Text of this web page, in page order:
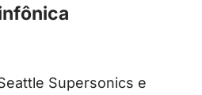
Supersonics e